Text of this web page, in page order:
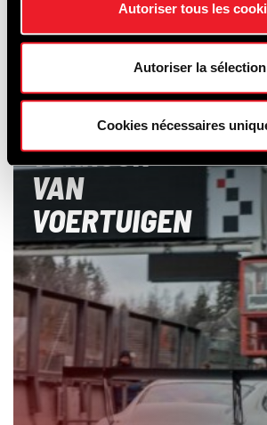
Autoriser tous les
Autoriser la sélection
Cookies nécessaires
OPLEIDING &
VERHUUR
VAN
VOERTUIGEN